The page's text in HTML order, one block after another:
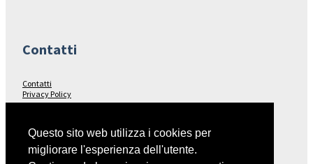
Contatti
Contatti
Privacy Policy
Seguici su…
Questo sito web utilizza i cookies per
migliorare l'esperienza dell'utente.